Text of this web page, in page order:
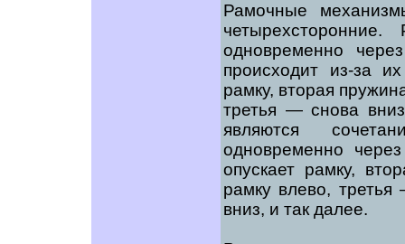
Рамочные
одновременно
происходит из-за
рамку, вторая
третья — снова
являются
одновременно
опускает рамку,
рамку влево,
вниз, и так далее.